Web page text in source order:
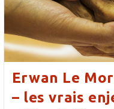
Erwan Le
– les vrais